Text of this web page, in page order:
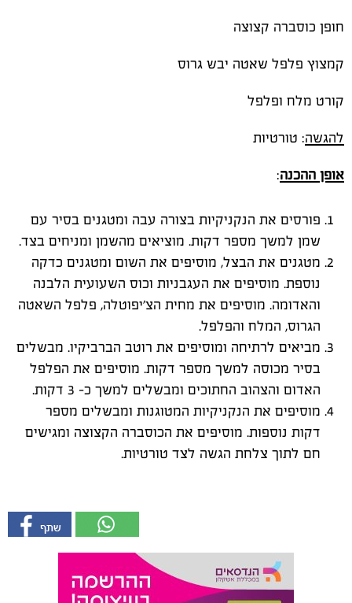
חופן כוסברה קצוצה
קמצוץ פלפל שאטה יבש גרוס
קורט מלח ופלפל
להגשה: טורטיות
אופן ההכנה:
פורסים את הנקניקיות בצורה עבה ומטגנים בסיר עם
שמן למשך מספר דקות. מוציאים מהשמן ומניחים בצד.
מטגנים את הבצל, מוסיפים את השום ומטגנים כדקה
נוספת. מוסיפים את העגבניות וכוס השעועית הלבנה
והאדומה. מוסיפים את מחית הצ׳יפוטלה, פלפל השאטה
הגרוס, המלח והפלפל.
מביאים לרתיחה ומוסיפים את רוטב הברביקיו. מבשלים
בסיר מכוסה למשך מספר דקות. מוסיפים את הפלפל
האדום והצהוב החתוכים ומבשלים למשך כ- 3 דקות.
מוסיפים את הנקניקיות המטוגנות ומבשלים מספר
דקות נוספות. מוסיפים את הכוסברה הקצוצה ומגישים
חם לתוך צלחת הגשה לצד טורטיות.